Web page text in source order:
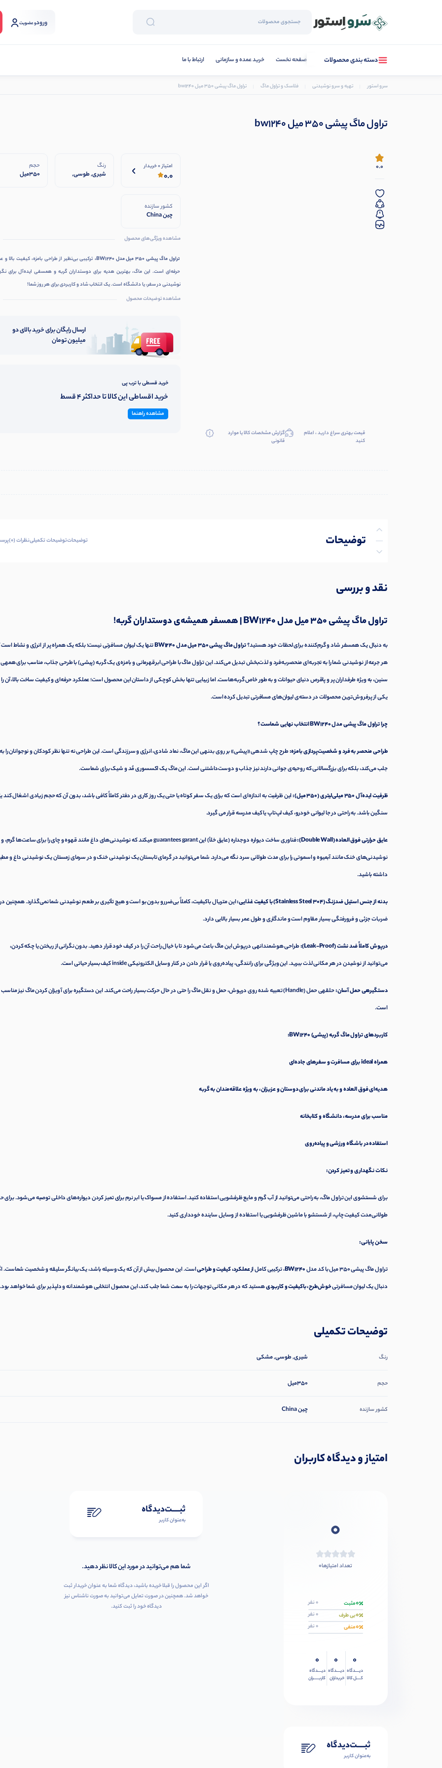
ورودو عضویت
دسته بندی محصولات صفحه نخست خرید عمده و سازمانی ارتباط با ما
سرو استور تهیه و سرو نوشیدنی فلاسک و تراول ماگ تراول ماگ پیشی 350 میل bw1240
تراول ماگ پیشی 350 میل bw1240
0.0
قیمت بهتری سراغ دارید ، اعلام
کنید
گزارش مشخصات کالا یا موارد
قانونی
امتیاز 0 خریدار
0.0
رنگ
شیری, طوسی,
حجم
350میل
کشور سازنده
چین China
مشاهده ویژگی‌های محصول
تراول ماگ پیشی 350 میل مدل BW1240،
ترکیبی بی‌نظیر از طراحی بامزه، کیفیت بالا و
حرفه‌ای است. این ماگ، بهترین هدیه برای دوستداران گربه و همسفی ایده‌آل برای
نوشیدنی در سفر، یا دانشگاه است. یک انتخاب شاد و کاربردی برای هر روز شما!
مشاهده توضیحات محصول
ارسال رایگان برای خرید بالای دو
میلیون تومان
خرید قسطی با ترب پی
خرید اقساطی این کالا تا حداکثر 4 قسط
مشاهده راهنما
توضیحات
نظرات (0)
پرسش‌ها
توضیحاتتوضیحات تکمیلینظرات (0)
نقد و بررسی
تراول ماگ پیشی 350 میل مدل BW1240 | همسفر همیشه‌ی دوستداران گربه!
به دنبال یک همسفر شاد و گرم‌کننده برای لحظات خود هستید؟تراول ماگ پیشی 350 میل مدل BW1240
تنها یک لیوان مسافرتی نیست؛ بلکه یک همراه پر از انرژی و نشاط
هر جرعه از نوشیدنی شما را به تجربه‌ای منحصربه‌فرد و لذت‌بخش تبدیل می‌کند. این تراول ماگ با طراحی ابرقهرمانی و بامزه‌ی یک گربه (پیشی) با طرحی جذاب، مناسب برای همهی
سنین، به ویژه طرفداران پر و پاقرص دنیای حیوانات و به طور خاص گربه‌هاست. اما زیبایی تنها بخش کوچکی از داستان این محصول است؛ عملکرد حرفه‌ای و کیفیت ساخت بالا، آن را
یکی از پرفروش‌ترین محصولات در دسته‌ی لیوان‌های مسافرتی تبدیل کرده است.
چرا تراول ماگ پیشی مدل BW1240 انتخاب نهایی شماست؟
طراحی منحصر به فرد و شخصیت‌پردازی بامزه:طرح چاپ شدهی «پیشی» بر روی بدنهی این ماگ، نماد شادی، انرژی و سرزندگی است. این طراحی نه تنها نظر کودکان و نوجوانان را
جلب می‌کند، بلکه برای بزرگسالانی که روحیه‌ی جوانی دارند نیز جذاب و دوست‌داشتنی است. این ماگ یک اکسسوری مُد و شیک برای شماست.
ظرفیت ایده‌آل 350 میلی‌لیتری (350 میل):
این ظرفیت به اندازه‌ای است که برای یک سفر کوتاه یا حتی یک روز کاری در دفتر کاملاً کافی باشد، بدون آن که حجم زیادی اشغال کند
سنگین باشد. به راحتی در جا لیوانی خودرو، کیف لپ‌تاپ یا کیف مدرسه قرار می گیرد.
عایق حرارتی فوق العاده (Double Wall):
فناوری ساخت دیواره دوجداره (عایق خلأ) این guarantees garant میکند که نوشیدنی‌های داغ مانند قهوه و چای را برای ساعت‌ها گرم، و
نوشیدنی‌های خنک مانند آبمیوه و اسموتی را برای مدت طولانی سرد نگه می‌دارد. شما می‌توانید در گرمای تابستان یک نوشیدنی خنک و در سرمای زمستان یک نوشیدنی داغ و
داشته باشید.
بدنه از جنس استیل ضدزنگ (Stainless Steel 304) با کیفیت غذایی:
این متریال باکیفیت، کاملاً بی‌ضرر و بدون بو است و هیچ تأثیری بر طعم نوشیدنی شما نمی‌گذارد. همچنین در
ضربات جزئی و فرورفتگی بسیار مقاوم است و ماندگاری و طول عمر بسیار بالایی دارد.
درپوش کاملاً ضد نشت (Leak-Proof):
طراحی هوشمندانهی درپوش این ماگ باعث می‌شود تا با خیال راحت آن را در کیف خود قرار دهید. بدون نگرانی از ریختن یا چکه کردن،
می‌توانید از نوشیدن در هر مکانی لذت ببرید. این ویژگی برای رانندگی، پیاده‌روی یا قرار دادن در کنار وسایل الکترونیکی inside کیف بسیار حیاتی است.
دستگیرهی حمل آسان:
حلقهی حمل (Handle) تعبیه شده روی درپوش، حمل و نقل ماگ را حتی در حال حرکت بسیار راحت می‌کند. این دستگیره برای آویزان کردن ماگ نیز مناسب
است.
کاربردهای تراول ماگ گربه (پیشی) BW1240:
همراه ideal برای مسافرت و سفرهای جاده‌ای
هدیه‌ای فوق العاده و به یاد ماندنی برای دوستان و عزیزان، به ویژه علاقه‌مندان به گربه
مناسب برای مدرسه، دانشگاه و کتابخانه
استفاده در باشگاه ورزشی و پیاده‌روی
نکات نگهداری و تمیز کردن:
برای شستشوی این تراول ماگ، به راحتی می‌توانید از آب گرم و مایع ظرفشویی استفاده کنید. استفاده از مسواک یا ابر نرم برای تمیز کردن دیواره‌های داخلی توصیه می‌شود. برای
طولانی‌مدت کیفیت چاپ، از شستشو با ماشین ظرفشویی یا استفاده از وسایل ساینده خودداری کنید.
سخن پایانی:
تراول ماگ پیشی 350 میل با کد مدل BW1240، ترکیبی کامل ازعملکرد، کیفیت و طراحیاست. این محصول بیش از آن که یک وسیله باشد، یک بیانگر سلیقه و شخصیت شماست.
دنبال یک لیوان مسافرتیخوش‌طرح، باکیفیت و کاربردیهستید که در هر مکانی توجهات را به سمت شما جلب کند، این محصول انتخابی هوشمندانه و دلپذیر برای شما خواهد
توضیحات تکمیلی
رنگ شیری, طوسی, مشکی
حجم 350میل
کشور سازنده چین China
امتیاز و دیدگاه کاربران
0
تعداد امتیازها0
0مثبت 0 نفر
0بی طرف 0 نفر
0منفی 0 نفر
0
دیــــدگاه
کــــل کالا
0
دیــــدگاه
خریداران
0
دیــــدگاه
کاربـــــران
ثبـــــت‌دیدگاه
به‌عنوان کاربر
ثبـــــت‌دیدگاه
به‌عنوان کاربر
شما هم می‌توانید در مورد این کالا نظر دهید.
اگر این محصول را قبلا خریده باشید، دیدگاه شما به عنوان خریدار ثبت
خواهد شد. همچنین در صورت تمایل می‌توانید به صورت ناشناس نیز
دیدگاه خود را ثبت کنید.